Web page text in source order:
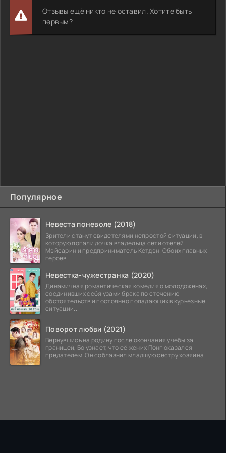
Популярное
Невеста поневоле (2018)
Зрители станут свидетелями непростой ситуации, в
которую попали дочка владельца сети отелей
Мэйсарин и предприниматель Кетдэн. Обоих главных
героев
Невестка-чужестранка (2020)
Динамичная романтическая комедия о молодоженах,
соединивших себя узами брака по стечению
обстоятельств и постоянно попадающих в курьезные
ситуации...
Поворот любви (2021)
Вернувшись на родину после окончания учебы за
границей, Бо узнает, что её жених Понг оказался
предателем. Он соблазнил младшую сестру хозяина
Отзывы ещё никто не оставил. Хотите быть
первым?